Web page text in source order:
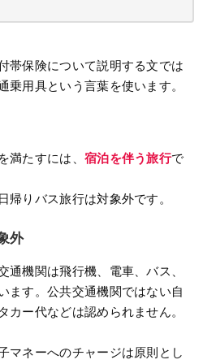
帯保険について説明する文では
乗用具という言葉を使います。
満たすには、 宿泊を伴う旅行で
帰りバス旅行は対象外です。
外
通機関は飛行機、電車、バス、
ます。公共交通機関ではない自
カー代などは認められません。
マネーへのチャージは原則とし